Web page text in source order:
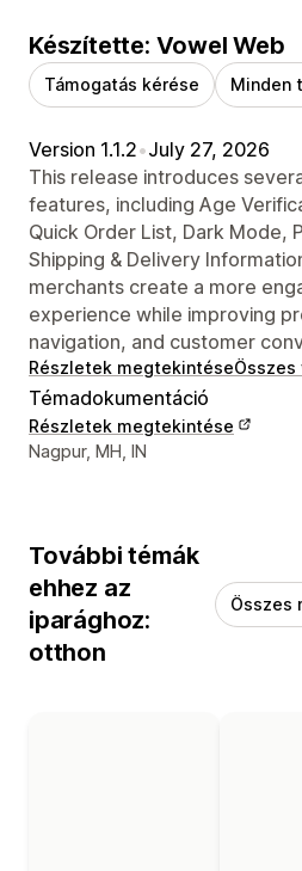
Készítette: Vowel Web
Támogatás kérése Minden
Version 1.1.2•July 27, 2026
This release introduces
features, including Age
Quick Order List, Dark Mode,
Shipping & Delivery
merchants create a more
experience while improving
navigation, and customer
Részletek megtekintéseÖsszes
Témadokumentáció
Részletek megtekintése
Dizájner kapcsolattartási adatai
Nagpur, MH, IN
További témák
ehhez az
iparághoz:
otthon
Összes